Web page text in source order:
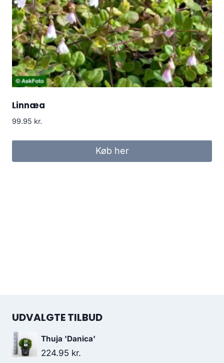
Linnæa
99.95 kr.
Køb her
UDVALGTE TILBUD
Thuja 'Danica'
224.95 kr.